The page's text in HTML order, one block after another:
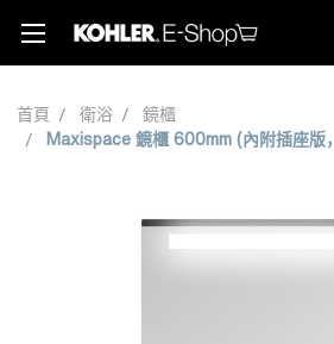
首頁 衛浴
鏡櫃
Maxispace 鏡櫃 600mm (內附插座版